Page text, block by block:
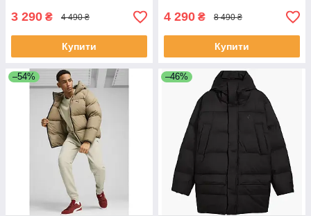
3 290 ₴ 4 490 ₴
Купити
4 290 ₴ 8 490 ₴
Купити
–54% –46%